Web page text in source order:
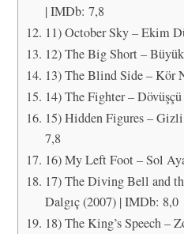
| IMDb: 7,8
11) October Sky – Ekim
12) The Big Short –
13) The Blind Side – Kör
14) The Fighter –
15) Hidden Figures –
7,8
16) My Left Foot – Sol
17) The Diving Bell and
Dalgıç (2007) | IMDb: 8,0
18) The King’s Speech –